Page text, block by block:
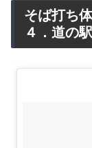
そば打ち
４．道の